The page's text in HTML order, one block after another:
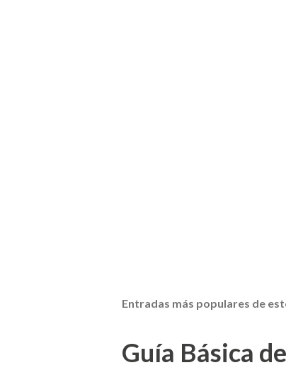
Entradas más populares de
Guía Básica